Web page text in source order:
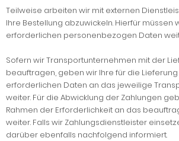
Teilweise arbeiten wir mit externen
Ihre Bestellung abzuwickeln. Hierfür müssen
erforderlichen personenbezogen Daten
Sofern wir Transportunternehmen mit der
beauftragen, geben wir Ihre für die
erforderlichen Daten an das jeweilige
weiter. Für die Abwicklung der Zahlungen
Rahmen der Erforderlichkeit an das
weiter. Falls wir Zahlungsdienstleister
darüber ebenfalls nachfolgend informiert.